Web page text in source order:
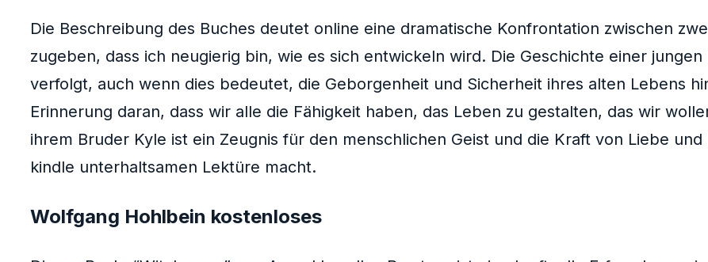
Die Beschreibung des Buches deutet online eine dramatische Konfrontation zwischen
zugeben, dass ich neugierig bin, wie es sich entwickeln wird. Die Geschichte einer
verfolgt, auch wenn dies bedeutet, die Geborgenheit und Sicherheit ihres alten Lebens
Erinnerung daran, dass wir alle die Fähigkeit haben, das Leben zu gestalten, das wir
ihrem Bruder Kyle ist ein Zeugnis für den menschlichen Geist und die Kraft von Liebe
kindle unterhaltsamen Lektüre macht.
Wolfgang Hohlbein kostenloses